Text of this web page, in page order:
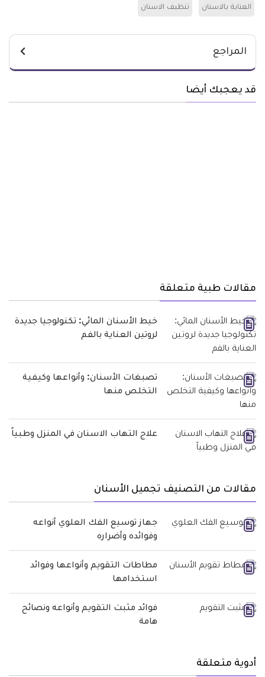
العناية بالاسنان تنظيف الاسنان
المراجع
قد يعجبك أيضا
مقالات طبية متعلقة
خيط الأسنان المائي: تكنولوجيا جديدة
لروتين العناية بالفم
تصبغات الأسنان: وأنواعها وكيفية
التخلص منها
علاج التهاب الاسنان في المنزل وطبياً
مقالات من التصنيف تجميل الأسنان
جهاز توسيع الفك العلوي أنواعه
وفوائده وأضراره
مطاطات التقويم وأنواعها وفوائد
استخدامها
فوائد مثبت التقويم وأنواعه ونصائح
هامة
أدوية متعلقة